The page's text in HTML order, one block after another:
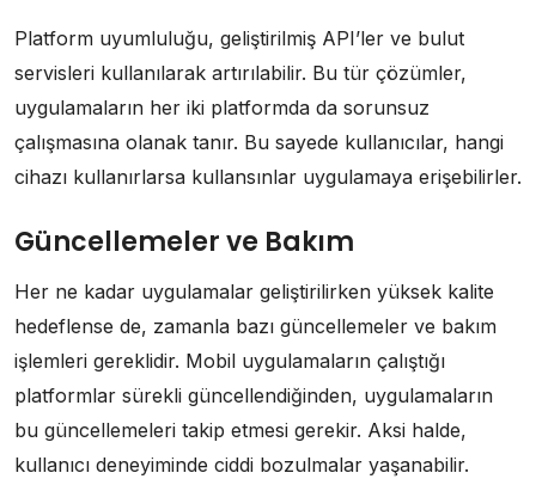
Platform uyumluluğu, geliştirilmiş API’ler ve bulut
servisleri kullanılarak artırılabilir. Bu tür çözümler,
uygulamaların her iki platformda da sorunsuz
çalışmasına olanak tanır. Bu sayede kullanıcılar, hangi
cihazı kullanırlarsa kullansınlar uygulamaya erişebilirler.
Güncellemeler ve Bakım
Her ne kadar uygulamalar geliştirilirken yüksek kalite
hedeflense de, zamanla bazı güncellemeler ve bakım
işlemleri gereklidir. Mobil uygulamaların çalıştığı
platformlar sürekli güncellendiğinden, uygulamaların
bu güncellemeleri takip etmesi gerekir. Aksi halde,
kullanıcı deneyiminde ciddi bozulmalar yaşanabilir.